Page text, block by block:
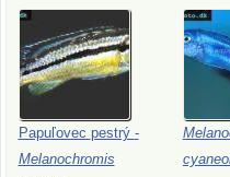
Papuľovec pestrý -
Melanochromis